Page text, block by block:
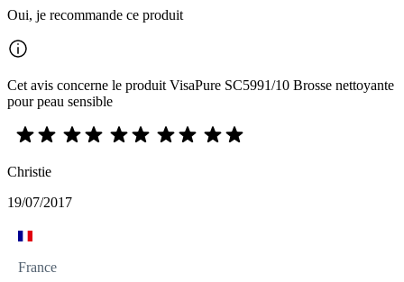
Oui, je recommande ce produit
Cet avis concerne le produit VisaPure SC5991/10 Brosse nettoyante
pour peau sensible
Christie
19/07/2017
France